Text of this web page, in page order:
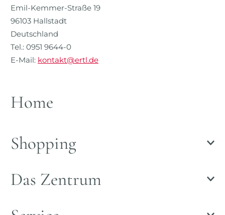
Emil-Kemmer-Straße 19
96103 Hallstadt
Deutschland
Tel.: 0951 9644-0
E-Mail: kontakt@ertl.de
Home
Shopping
Das Zentrum